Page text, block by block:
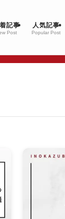
記事
Post
人気記事
Popular Post